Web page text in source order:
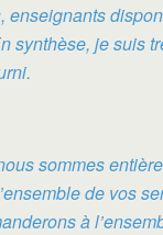
enseignants
synthèse, je suis
sommes
de vos
à